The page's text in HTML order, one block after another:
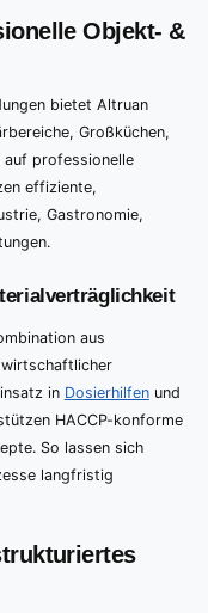
Objekt- &
bietet Altruan
Großküchen,
auf professionelle
effiziente,
Gastronomie,
aus
in Dosierhilfenund
HACCP-konforme
So lassen sich
langfristig